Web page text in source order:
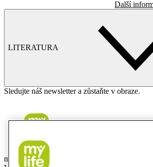
Další
LITERATURA
Sledujte náš newsletter a zůstaňte v obraze.
mylife Diabetes Care s.r.o.